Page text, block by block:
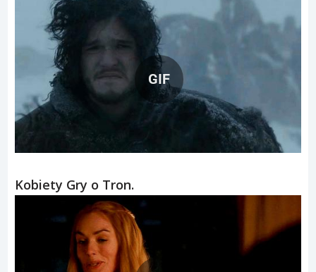
GIF
Kobiety Gry o Tron.